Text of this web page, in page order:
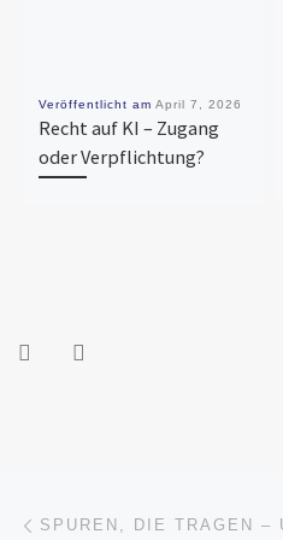
Veröffentlicht am April 7, 2026
Recht auf KI – Zugang
oder Verpflichtung?